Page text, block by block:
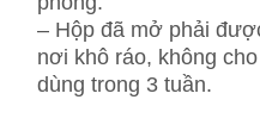
– Hộp đã mở phải
nơi khô ráo, không
dùng trong 3 tuần.